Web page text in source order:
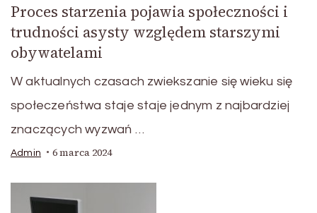
Proces starzenia pojawia społeczności i
trudności asysty względem starszymi
obywatelami
W aktualnych czasach zwiekszanie się wieku się
społeczeństwa staje staje jednym z najbardziej
znaczących wyzwań …
Admin 6 marca 2024